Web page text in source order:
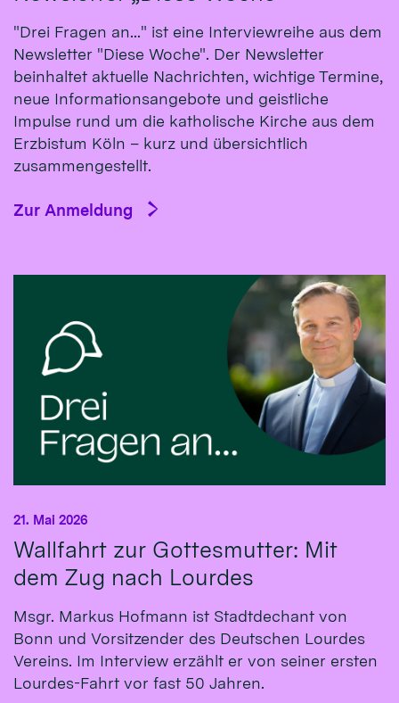
"Drei Fragen an..." ist eine Interviewreihe aus dem
Newsletter "Diese Woche". Der Newsletter
beinhaltet aktuelle Nachrichten, wichtige Termine,
neue Informationsangebote und geistliche
Impulse rund um die katholische Kirche aus dem
Erzbistum Köln – kurz und übersichtlich
zusammengestellt.
Zur Anmeldung
Wallfahrt zur Gottesmutter: Mit
dem Zug nach Lourdes
21. Mai 2026
Msgr. Markus Hofmann ist Stadtdechant von
Bonn und Vorsitzender des Deutschen Lourdes
Vereins. Im Interview erzählt er von seiner ersten
Lourdes-Fahrt vor fast 50 Jahren.